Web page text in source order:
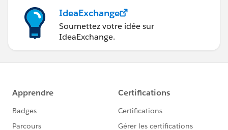
IdeaExchange
Soumettez votre idée sur
IdeaExchange.